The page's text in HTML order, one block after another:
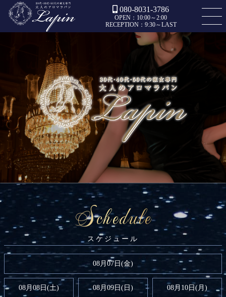
080-8031-3786
OPEN：10:00～2:00
RECEPTION：9:30～LAST
Schedule
08月07日(金)
08月08日(土) 08月09日(日 ) 08月10日(月)